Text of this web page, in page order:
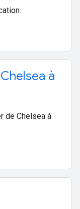
à
de Chelsea à